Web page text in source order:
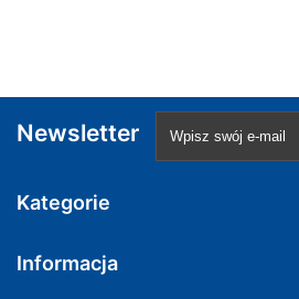
Newsletter
Kategorie
Informacja